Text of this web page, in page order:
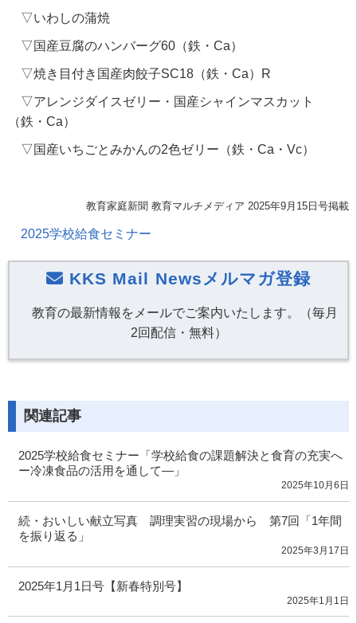
▽いわしの蒲焼
▽国産豆腐のハンバーグ60（鉄・Ca）
▽焼き目付き国産肉餃子SC18（鉄・Ca）R
▽アレンジダイスゼリー・国産シャインマスカット
（鉄・Ca）
▽国産いちごとみかんの2色ゼリー（鉄・Ca・Vc）
教育家庭新聞 教育マルチメディア 2025年9月15日号掲載
2025学校給食セミナー
KKS Mail Newsメルマガ登録
教育の最新情報をメールでご案内いたします。（毎月
2回配信・無料）
関連記事
2025学校給食セミナー「学校給食の課題解決と食育の充実へ
ー冷凍食品の活用を通して―」
2025年10月6日
続・おいしい献立写真 調理実習の現場から 第7回「1年間
を振り返る」
2025年3月17日
2025年1月1日号【新春特別号】
2025年1月1日